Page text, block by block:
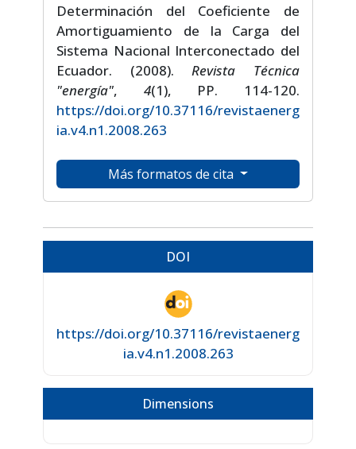
Determinación del Coeficiente de
Amortiguamiento de la Carga del
Sistema Nacional Interconectado del
Ecuador. (2008). Revista Técnica
"energía", 4(1), PP. 114-120.
https://doi.org/10.37116/revistaenerg
ia.v4.n1.2008.263
Más formatos de cita
DOI
https://doi.org/10.37116/revistaenerg
ia.v4.n1.2008.263
Dimensions